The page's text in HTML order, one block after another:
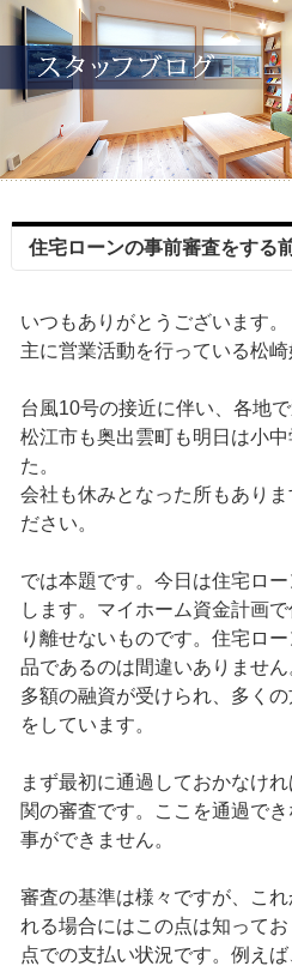
住宅ローンの事前審査をする前
いつもありがとうございます。
主に営業活動を行っている松崎
台風10号の接近に伴い、各地
松江市も奥出雲町も明日は小
た。
会社も休みとなった所もあり
ださい。
では本題です。今日は住宅ロ
します。マイホーム資金計画
り離せないものです。住宅ロ
品であるのは間違いありませ
多額の融資が受けられ、多く
をしています。
まず最初に通過しておかなけ
関の審査です。ここを通過で
事ができません。
審査の基準は様々ですが、こ
れる場合にはこの点は知って
点での支払い状況です。例え